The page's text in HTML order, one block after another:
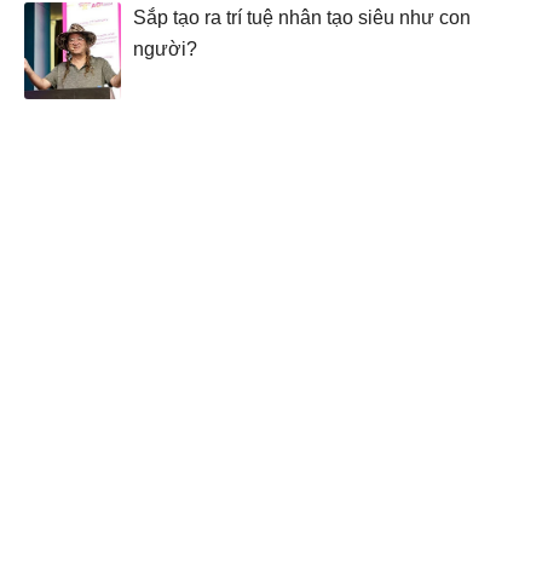
Sắp tạo ra trí tuệ nhân tạo siêu như con
người?